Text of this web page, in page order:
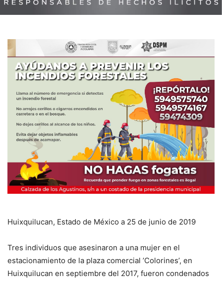
Huixquilucan, Estado de México a 25 de junio de 2019
Tres individuos que asesinaron a una mujer en el
estacionamiento de la plaza comercial ’Colorines’, en
Huixquilucan en septiembre del 2017, fueron condenados